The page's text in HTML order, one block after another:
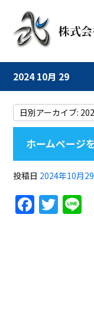
2024 10月 29
日別アーカイブ:
ホームページ
投稿日 2024年10月
F
a
T
w